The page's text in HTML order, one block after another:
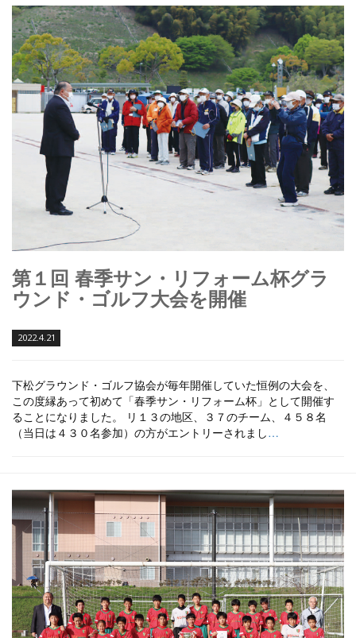
第１回 春季サン・リフォーム杯グラ
ウンド・ゴルフ大会を開催
2022.4.21
下松グラウンド・ゴルフ協会が毎年開催していた恒例の大会を、
この度縁あって初めて「春季サン・リフォーム杯」として開催す
ることになりました。 リ１３の地区、３７のチーム、４５８名
（当日は４３０名参加）の方がエントリーされまし…